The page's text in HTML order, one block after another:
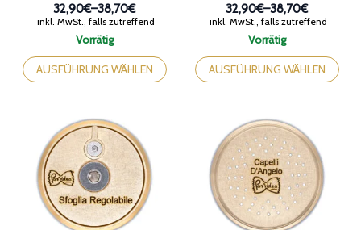
Vorrätig
32,90€–38,70€
Preisspanne:
32,90€
bis
38,70€
inkl. MwSt., falls zutreffend
AUSFÜHRUNG WÄHLEN
Produkt
weist
Optionen
können
Produktseite
Vorrätig
32,90€–38,70€
Preisspanne:
32,90€
bis
38,70€
inkl. MwSt., falls zutreffend
AUSFÜHRUNG WÄHLEN
Produkt
weist
Optionen
können
Produktseite